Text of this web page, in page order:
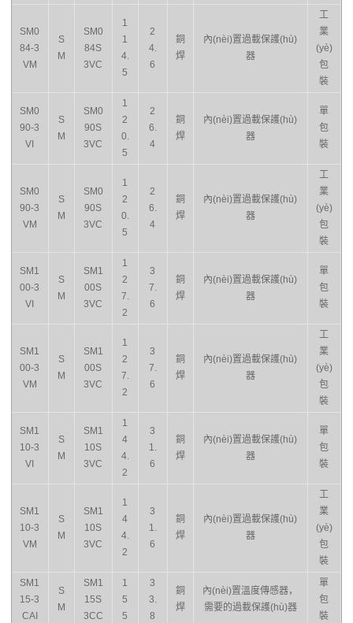
SM0
84-3
VM
S
M
SM0
84S
3VC
1
1
4.
5
2
4.
6
銅
焊
內(nèi)置過載保護(hù)
器
工
業
(yè)
包
裝
SM0
90-3
VI
S
M
SM0
90S
3VC
1
2
0.
5
2
6.
4
銅
焊
內(nèi)置過載保護(hù)
器
單
包
裝
SM0
90-3
VM
S
M
SM0
90S
3VC
1
2
0.
5
2
6.
4
銅
焊
內(nèi)置過載保護(hù)
器
工
業
(yè)
包
裝
SM1
00-3
VI
S
M
SM1
00S
3VC
1
2
7.
2
3
7.
6
銅
焊
內(nèi)置過載保護(hù)
器
單
包
裝
SM1
00-3
VM
S
M
SM1
00S
3VC
1
2
7.
2
3
7.
6
銅
焊
內(nèi)置過載保護(hù)
器
工
業
(yè)
包
裝
SM1
10-3
VI
S
M
SM1
10S
3VC
1
4
4.
2
3
1.
6
銅
焊
內(nèi)置過載保護(hù)
器
單
包
裝
SM1
10-3
VM
S
M
SM1
10S
3VC
1
4
4.
2
3
1.
6
銅
焊
內(nèi)置過載保護(hù)
器
工
業
(yè)
包
裝
SM1
15-3
CAI
S
M
SM1
15S
3CC
1
5
5
3
3.
8
銅
焊
內(nèi)置溫度傳感器，
需要的過載保護(hù)器
單
包
裝